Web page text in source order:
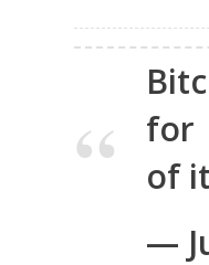
m
a
for
of
—